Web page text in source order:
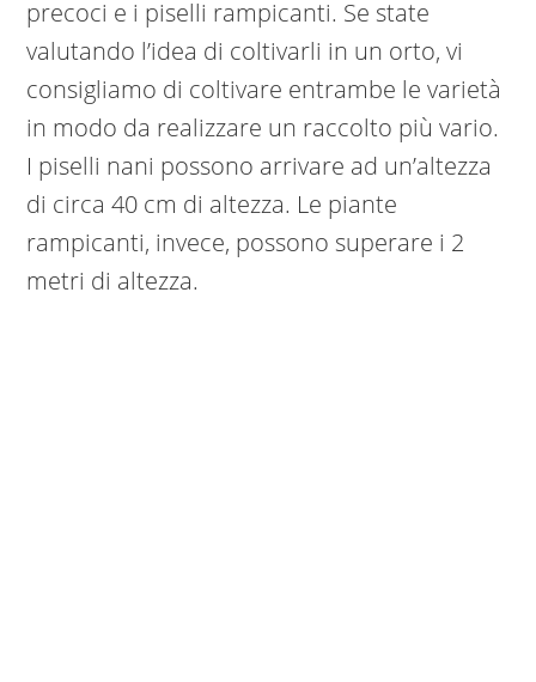
precoci e i piselli rampicanti. Se state
valutando l’idea di coltivarli in un orto, vi
consigliamo di coltivare entrambe le varietà
in modo da realizzare un raccolto più vario.
I piselli nani possono arrivare ad un’altezza
di circa 40 cm di altezza. Le piante
rampicanti, invece, possono superare i 2
metri di altezza.